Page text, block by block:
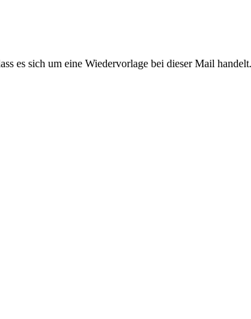
es sich um eine Wiedervorlage bei dieser Mail handelt.